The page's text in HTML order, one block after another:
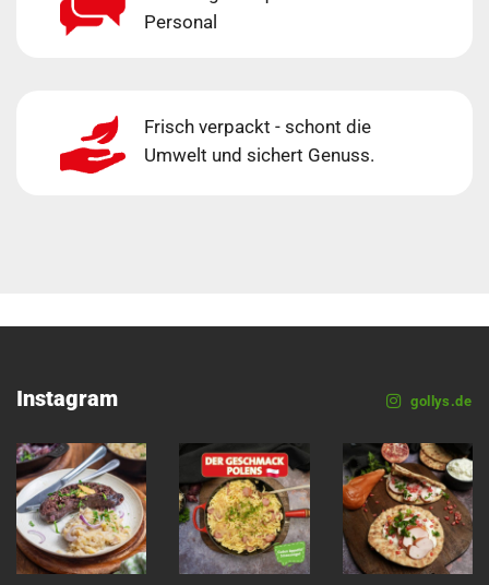
Personal
Frisch verpackt - schont die
Umwelt und sichert Genuss.
Instagram gollys.de